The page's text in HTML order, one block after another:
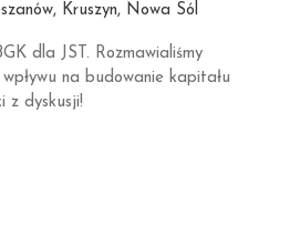
, Kruszyn, Nowa Sól
dla JST. Rozmawialiśmy
na budowanie kapitału
z dyskusji!